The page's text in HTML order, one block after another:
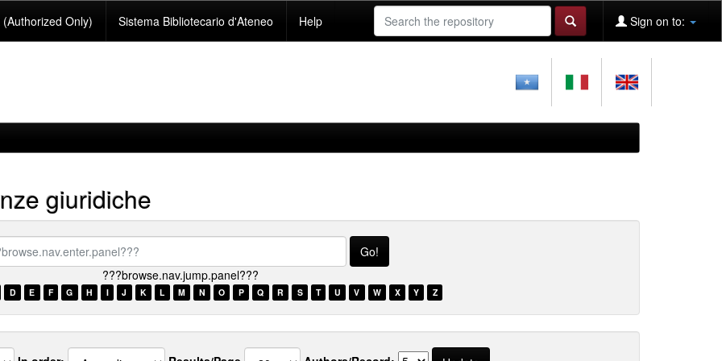
Only) Sistema Bibliotecario d'Ateneo Help Sign on to:
giuridiche
???browse.nav.jump.panel???
D E F G H I J K L M N O P Q R S T U V W X Y Z